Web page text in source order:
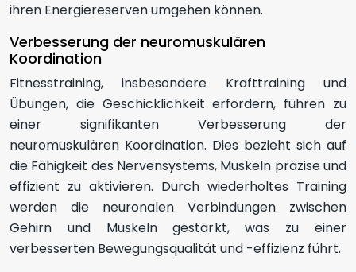
ihren Energiereserven umgehen können.
Verbesserung der neuromuskulären
Koordination
Fitnesstraining, insbesondere Krafttraining und
Übungen, die Geschicklichkeit erfordern, führen zu
einer signifikanten Verbesserung der
neuromuskulären Koordination. Dies bezieht sich auf
die Fähigkeit des Nervensystems, Muskeln präzise und
effizient zu aktivieren. Durch wiederholtes Training
werden die neuronalen Verbindungen zwischen
Gehirn und Muskeln gestärkt, was zu einer
verbesserten Bewegungsqualität und -effizienz führt.